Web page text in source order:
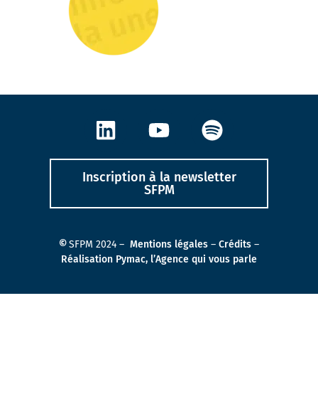
Inscription à la newsletter
SFPM
©SFPM 2024 – Mentions légales – Crédits –
Réalisation Pymac, l’Agence qui vous parle